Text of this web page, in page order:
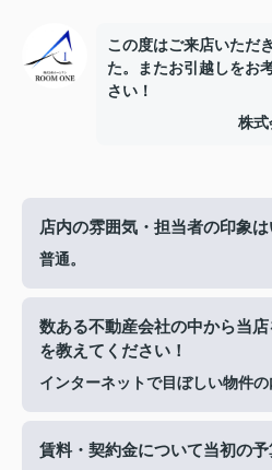
この度はご来店いただ
た。またお引越しをお
さい！
株式
店内の雰囲気・担当者の印象
普通。
数ある不動産会社の中から当
を教えてください！
インターネットで目ぼしい物件の
賃料・契約金について当初の